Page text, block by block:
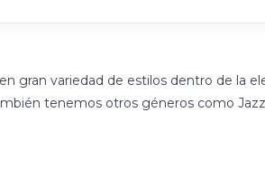
gran variedad de estilos dentro de la
tenemos otros géneros como